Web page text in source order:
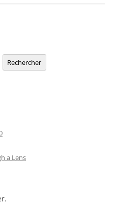
Rechercher
a Lens